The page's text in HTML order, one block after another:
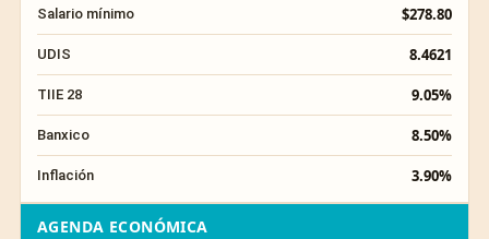
Salario mínimo $278.80
UDIS 8.4621
TIIE 28 9.05%
Banxico 8.50%
Inflación 3.90%
AGENDA ECONÓMICA